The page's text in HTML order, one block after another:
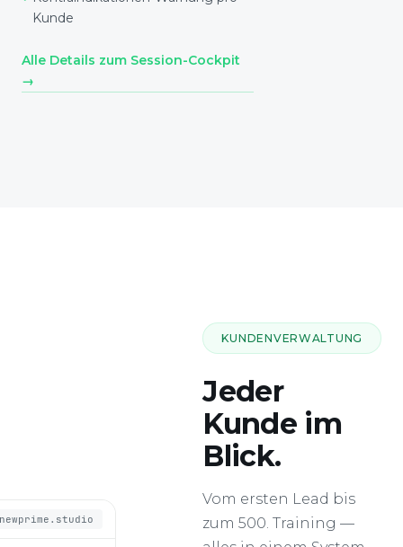
Kunde
Alle Details zum Session-Cockpit
→
KUNDENVERWALTUNG
Jeder
Kunde im
Blick.
Vom ersten Lead bis
zum 500. Training —